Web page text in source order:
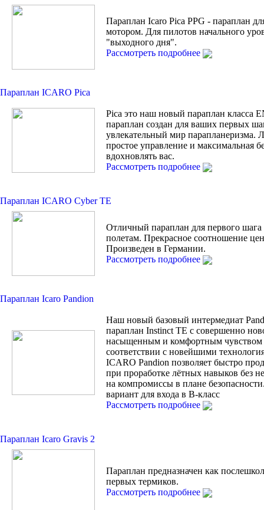
Параплан Icaro Pica PPG - параплан
мотором. Для пилотов начального
"выходного дня".
Рассмотреть подробнее
Параплан ICARO Pica
Pica это наш новый параплан класса
параплан создан для ваших первых
увлекательный мир парапланеризма.
простое управление и максимальная
вдохновлять вас.
Рассмотреть подробнее
Параплан ICARO Cyber TE
Отличный параплан для первого
полетам. Прекрасное соотношение
Произведен в Германии.
Рассмотреть подробнее
Параплан Icaro Pandion
Наш новый базовый интермедиат
параплан Instinct TE с совершенно
насыщенным и комфортным чувством
соответствии с новейшими
ICARO Pandion позволяет быстро
при проработке лётных навыков без
на компромиссы в плане
вариант для входа в В-класс
Рассмотреть подробнее
Параплан Icaro Gravis 2
Параплан предназначен как
первых термиков.
Рассмотреть подробнее